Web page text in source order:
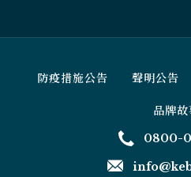
防疫措施公告 聲明公告
品牌故
0800-